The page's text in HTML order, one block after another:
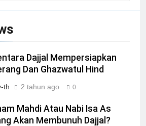
Dajjal Mempersiapkan
Dan Ghazwatul Hind
th 2 tahun ago 0
Mahdi Atau Nabi Isa As
Akan Membunuh Dajjal?